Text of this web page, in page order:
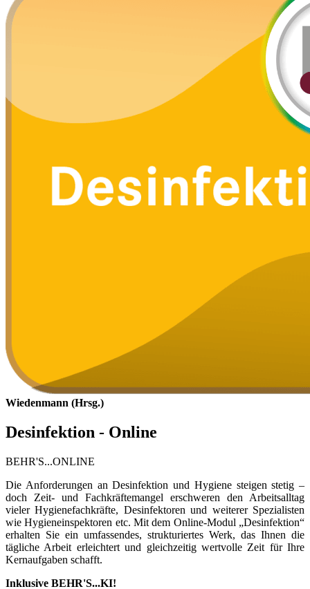
Wiedenmann (Hrsg.)
Desinfektion - Online
BEHR'S...ONLINE
Die Anforderungen an Desinfektion und Hygiene steigen stetig –
doch Zeit- und Fachkräftemangel erschweren den Arbeitsalltag
vieler Hygienefachkräfte, Desinfektoren und weiterer Spezialisten
wie Hygieneinspektoren etc. Mit dem Online-Modul „Desinfektion“
erhalten Sie ein umfassendes, strukturiertes Werk, das Ihnen die
tägliche Arbeit erleichtert und gleichzeitig wertvolle Zeit für Ihre
Kernaufgaben schafft.
Inklusive BEHR'S...KI!